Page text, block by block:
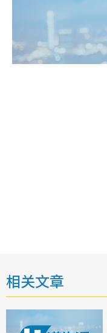
相关文章